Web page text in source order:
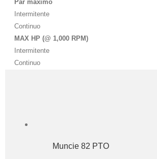
Par máximo
Intermitente
Continuo
MAX HP (@ 1,000 RPM)
Intermitente
Continuo
Muncie 82 PTO